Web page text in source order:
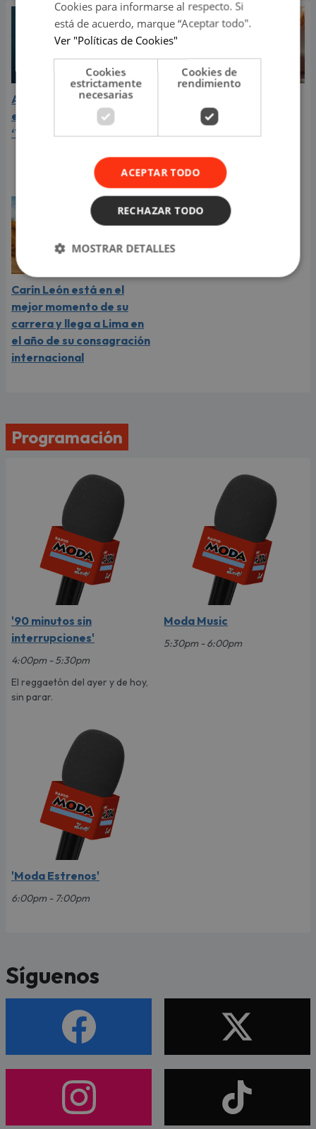
Aria Vega conquista con
el lanzamiento de
‘Tototo (+4)’
embarazada de su
segundo hijo? Mike Bahía
video
Carín León está en el
mejor momento de su
carrera y llega a Lima en
el año de su consagración
internacional
Programación
'90 minutos sin
interrupciones'
4:00pm - 5:30pm
El reggaetón del ayer y de hoy,
sin parar.
Moda Music
5:30pm - 6:00pm
'Moda Estrenos'
6:00pm - 7:00pm
Síguenos
Cookies para informarse al respecto. Si
está de acuerdo, marque “Aceptar todo".
Ver "Políticas de Cookies"
Cookies
estrictamente
necesarias
Cookies de
rendimiento
ACEPTAR TODO
RECHAZAR TODO
MOSTRAR DETALLES